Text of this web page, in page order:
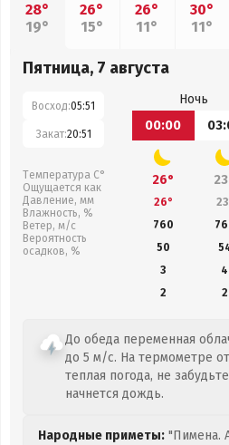
28°
19°
26°
15°
26°
11°
30°
11°
Пятница, 7 августа
Восход:05:51
Закат:20:51
Температура С°
Ощущается как
Давление, мм
Влажность, %
Ветер, м/с
Вероятность
осадков, %
Ночь
00:00
26°
26°
760
50
3
4
2
2
До обеда переменная
до 5 м/с. На термометре от
теплая погода, не
начнется дождь.
Народные приметы: "Пимена.